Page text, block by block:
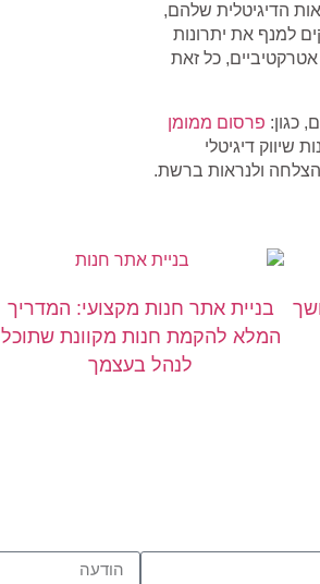
הדיגיטלית שלהם,
למנף את יתרונות
כל זאת
כגון: פרסום ממומן
שיווק דיגיטלי
ולנראות ברשת.
בניית אתר חנות מקצועי: המדריך
המלא להקמת חנות מקוונת שתוכל
לנהל בעצמך